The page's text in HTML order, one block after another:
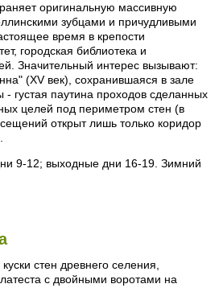
оригинальную массивную
зубцами и причудливыми
время в крепости
городская библиотека и
Значительный интерес вызывают:
(XV век), сохранившаяся в зале
густая паутина проходов сделанных
целей под периметром стен (в
открыт лишь только коридор
9-12; выходные дни 16-19. Зимний
стен древнего селения,
с двойными воротами на